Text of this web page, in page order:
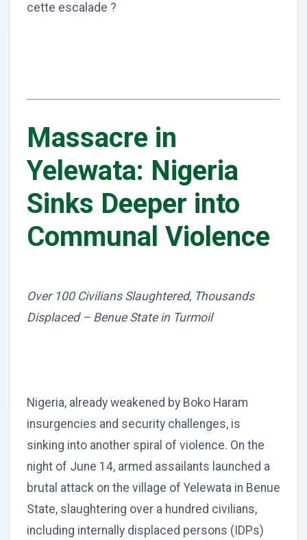
cette escalade ?
Massacre in
Yelewata: Nigeria
Sinks Deeper into
Communal Violence
Over 100 Civilians Slaughtered, Thousands
Displaced – Benue State in Turmoil
Nigeria, already weakened by Boko Haram
insurgencies and security challenges, is
sinking into another spiral of violence. On the
night of June 14, armed assailants launched a
brutal attack on the village of Yelewata in Benue
State, slaughtering over a hundred civilians,
including internally displaced persons (IDPs)